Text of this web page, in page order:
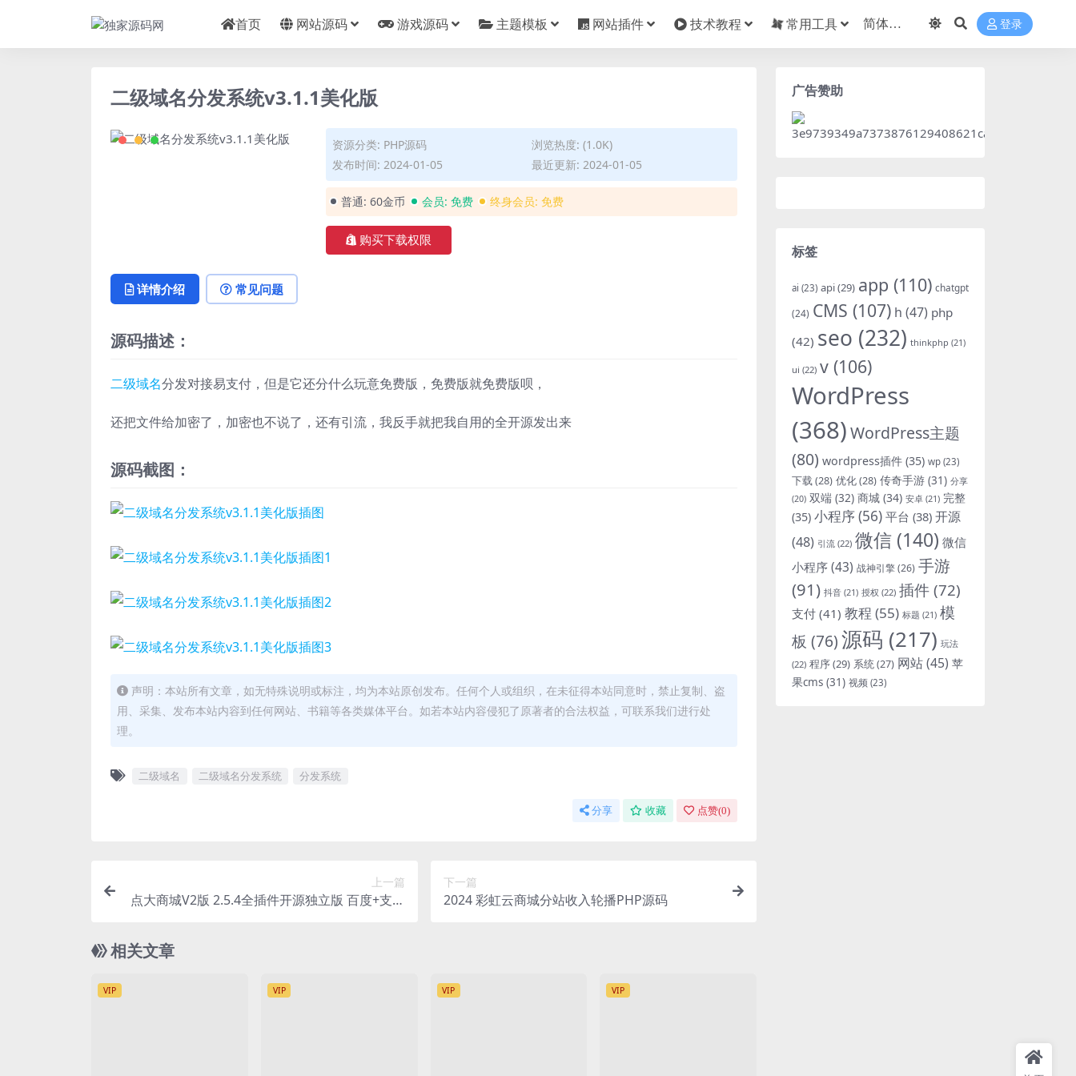
首页 网站源码 游戏源码 主题模板 网站插件 技术教程 常用工具 登录
二级域名分发系统v3.1.1美化版
资源分类: PHP源码
浏览热度: (1.0K)
发布时间: 2024-01-05
最近更新: 2024-01-05
普通: 60金币 会员: 免费 终身会员: 免费
购买下载权限
详情介绍 常见问题
源码描述：
二级域名分发对接易支付，但是它还分什么玩意免费版，免费版就免费版呗，
还把文件给加密了，加密也不说了，还有引流，我反手就把我自用的全开源发出来
源码截图：
声明：本站所有文章，如无特殊说明或标注，均为本站原创发布。任何个人或组织，在未征得本站同意时，禁止复制、盗
用、采集、发布本站内容到任何网站、书籍等各类媒体平台。如若本站内容侵犯了原著者的合法权益，可联系我们进行处
理。
二级域名 二级域名分发系统 分发系统
分享 收藏 点赞(0)
上一篇
点大商城V2版 2.5.4全插件开源独立版 百度+支付
下一篇
2024 彩虹云商城分站收入轮播PHP源码
相关文章
VIP VIP VIP VIP
广告赞助
标签
ai (23) api(29) app (110) chatgpt
(24) CMS (107) h (47) php
(42) seo (232) thinkphp (21)
ui (22) v (106)
WordPress
(368)WordPress主题
(80) wordpress插件 (35) wp (23)
下载(28) 优化(28) 传奇手游 (31) 分享
(20) 双端 (32) 商城 (34) 安卓 (21) 完整
(35) 小程序(56) 平台 (38) 开源
(48) 引流 (22) 微信 (140) 微信
小程序(43) 战神引擎(26) 手游
(91) 抖音 (21) 授权 (22) 插件 (72)
支付 (41) 教程 (55) 标题 (21) 模
板 (76)源码 (217) 玩法
(22) 程序(29) 系统(27) 网站(45) 苹
果cms (31) 视频 (23)